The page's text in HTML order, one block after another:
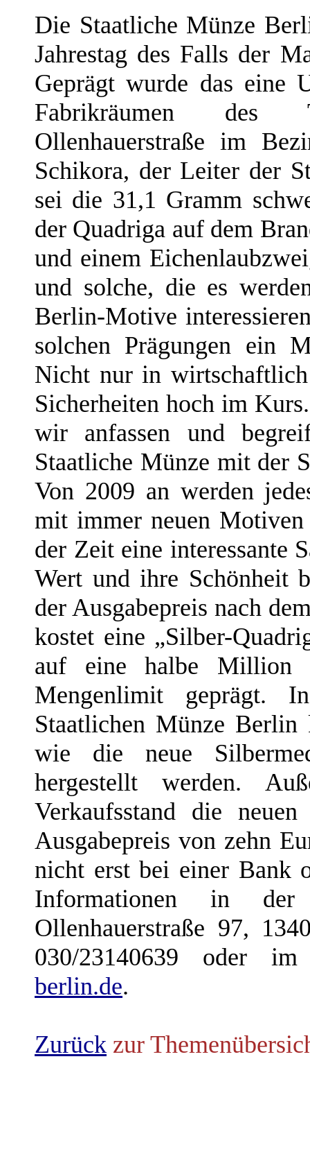
Die Staatliche Münze
Jahrestag des Falls der
Geprägt wurde das eine
Fabrikräumen des
Ollenhauerstraße im
Schikora, der Leiter der
sei die 31,1 Gramm
der Quadriga auf dem
und einem
und solche, die es
Berlin-Motive
solchen Prägungen ein
Nicht nur in wirtschaftlich
Sicherheiten hoch im
wir anfassen und
Staatliche Münze mit der
Von 2009 an werden
mit immer neuen Motiven
der Zeit eine interessante
Wert und ihre Schönheit
der Ausgabepreis nach
kostet eine „Silber-
auf eine halbe Million
Mengenlimit geprägt.
Staatlichen Münze Berlin
wie die neue
hergestellt werden.
Verkaufsstand die
Ausgabepreis von zehn
nicht erst bei einer Bank
Informationen in
Ollenhauerstraße 97,
030/23140639 oder
berlin.de.
Zurück zur